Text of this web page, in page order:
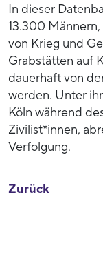
In dieser
13.300
von Krieg und
Grabstätten auf
dauerhaft von
werden. Unter
Köln während
Zivilist*innen,
Verfolgung.
Zurück